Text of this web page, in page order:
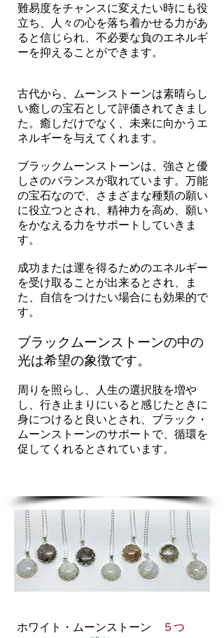
難易度をチャンスに変えたい時にも役
立ち、人々の心を落ち着かせる力があ
ると信じられ、不必要な負のエネルギ
ーを抑えることができます。
古代から、ムーンストーンは素晴らし
い癒しの宝石として評価されてきまし
た。癒しだけでなく、未来に向かうエ
ネルギーを与えてくれます。
ブラックムーンストーンは、強さと優
しさのバランスが取れています。万能
の宝石なので、さまざまな種類の願い
に役立つとされ、精神力を高め、願い
をかなえる力をサポートしていきま
す。
成功または運を得るためのエネルギー
を受け取ることが出来るとされ、ま
た、自信をつけたい場合にも効果的で
す。
ブラックムーンストーンの中の
光は希望の象徴です。
周りを照らし、人生の選択肢を増や
し、行き止まりにいると感じたときに
身につけると良いとされ、ブラック・
ムーンストーンのサポートで、循環を
促してくれるとされています。
ホワイト・ムーンストーン
５つ